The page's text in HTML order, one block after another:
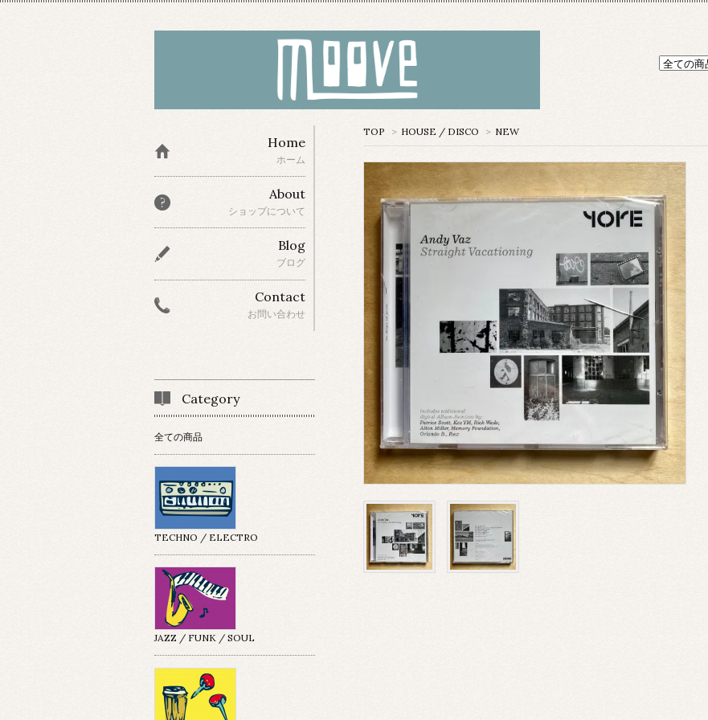
TOP > HOUSE / DISCO > NEW
Home
ホーム
About
ショップについて
Blog
ブログ
Contact
お問い合わせ
Category
全ての商品
TECHNO / ELECTRO
JAZZ / FUNK / SOUL